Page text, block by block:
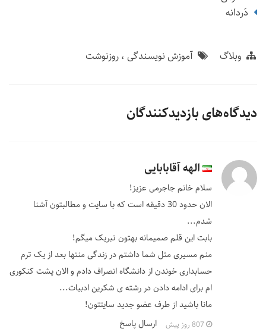
دَردانه
وبلاگ آموزش نویسندگی روزنوشت
دیدگاه‌های بازدیدکنندگان
الهه آقابابایی
سلام خانم جاجرمی عزیز!
الان حدود 30 دقیقه است که با سایت و مطالبتون آشنا
شدم...
بابت این قلم صمیمانه بهتون تبریک میگم!
منم مسیری مثل شما داشتم در زندگی منتها بعد از یک ترم
حسابداری خوندن از دانشگاه انصراف دادم و الان پشت کنکوری
ام برای ادامه دادن در رشته ی شکرین ادبیات...
مانا باشید از طرف عضو جدید سایتتون!
ارسال پاسخ